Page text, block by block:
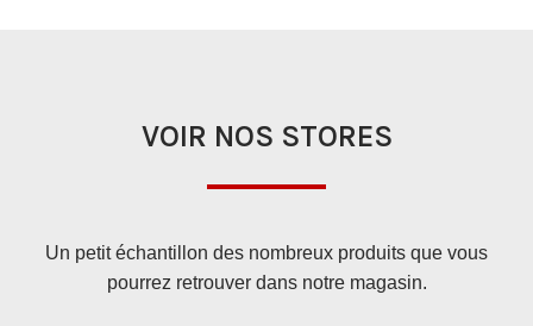
VOIR NOS STORES
Un petit échantillon des nombreux produits que vous
pourrez retrouver dans notre magasin.